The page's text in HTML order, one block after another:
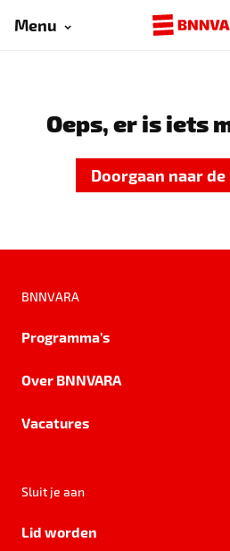
Menu
Oeps, er is iets
Doorgaan naar
BNNVARA
Programma's
Over BNNVARA
Vacatures
Sluit je aan
Lid worden